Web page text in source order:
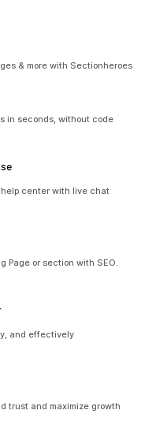
& more with Sectionheroes
in seconds, without code
help center with live chat
Page or section with SEO.
and effectively
trust and maximize growth